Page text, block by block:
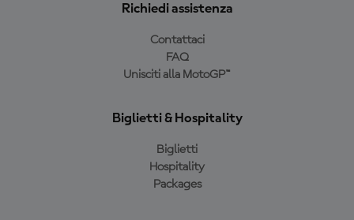
Richiedi assistenza
Contattaci
FAQ
Unisciti alla MotoGP™
Biglietti & Hospitality
Biglietti
Hospitality
Packages